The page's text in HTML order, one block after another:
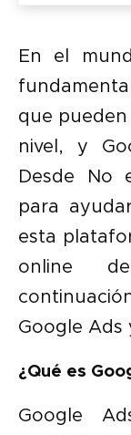
En el
que
nivel, y
Desde No
para
esta
online
Google Ads
¿Qué es
Google